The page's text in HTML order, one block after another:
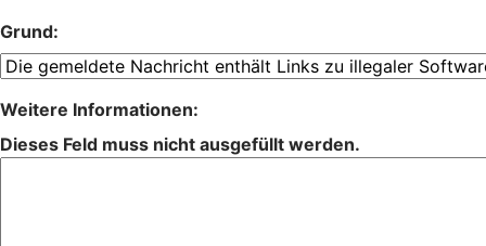
Grund:
Weitere Informationen:
Dieses Feld muss nicht ausgefüllt werden.